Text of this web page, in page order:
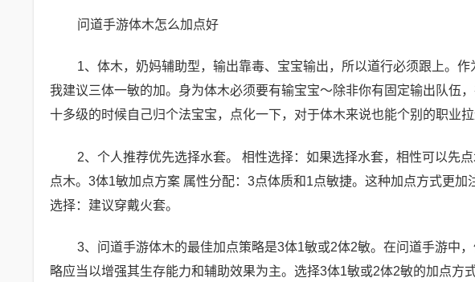
问道手游体木怎么加点好
1、体木，奶妈辅助型，输出靠毒、宝宝输出，所以道行必须跟上。
我建议三体一敏的加。身为体木必须要有输宝宝～除非你有固定输出队伍
十多级的时候自己归个法宝宝，点化一下，对于体木来说也能个别的职业
2、个人推荐优先选择水套。 相性选择：如果选择水套，相性可以先
点木。3体1敏加点方案 属性分配：3点体质和1点敏捷。这种加点方式更
选择：建议穿戴火套。
3、问道手游体木的最佳加点策略是3体1敏或2体2敏。在问道手游中
略应当以增强其生存能力和辅助效果为主。选择3体1敏或2体2敏的加点方